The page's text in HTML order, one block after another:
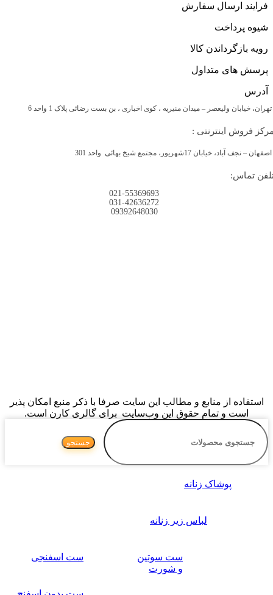
فرایند ارسال سفارش
شیوه پرداخت
رویه بازگرداندن کالا
پرسش های متداول
آدرس
تهران، خیابان ولیعصر – میدان منیریه ، کوی اخباری ، بن بست رضائی پلاک 1 واحد 6
فروش اینترنتی :
اصفهان – نجف آباد، خیابان 17شهریور، مجتمع شیخ بهائی واحد 301
تماس:
021-55369693
031-42636272
09392648030
استفاده از منابع و مطالب این سایت صرفا با ذکر منبع امکان پذیر
است و تمام حقوق اين وب‌سايت برای گالری کارن است.
جستجو
پوشاک زنانه
لباس زیر زنانه
ست سوتین
و شورت
ست اسفنجی